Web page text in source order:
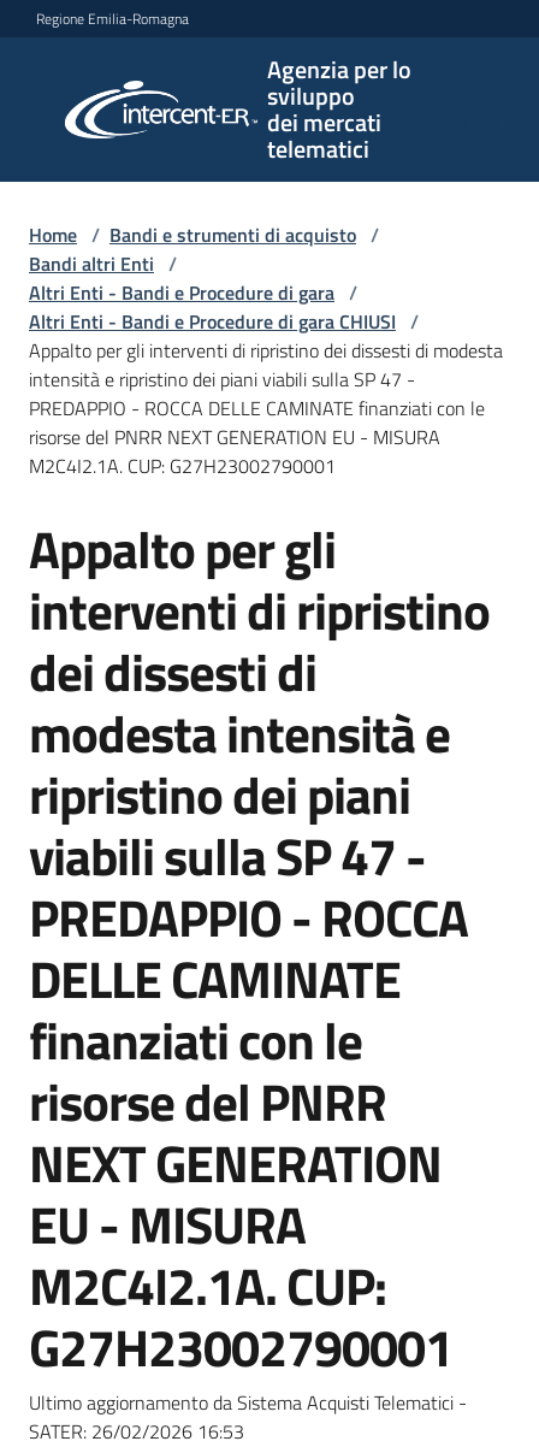
Vai al contenuto
Vai alla navigazione
Vai al footer
Regione Emilia-Romagna
Agenzia per lo
sviluppo
dei mercati
telematici
per lo
sviluppo
telematici
L'Agenzia
Bandi
e
di
acquisto
Supporto
Piattaforme
telematiche
English
site
Seguici
su
Home / Bandi e strumenti di acquisto /
Bandi altri Enti /
Altri Enti - Bandi e Procedure di gara /
Altri Enti - Bandi e Procedure di gara CHIUSI /
Appalto per gli interventi di ripristino dei dissesti di modesta
intensità e ripristino dei piani viabili sulla SP 47 -
PREDAPPIO - ROCCA DELLE CAMINATE finanziati con le
risorse del PNRR NEXT GENERATION EU - MISURA
M2C4I2.1A. CUP: G27H23002790001
Salta al contenuto
Appalto per gli
interventi di ripristino
dei dissesti di
modesta intensità e
ripristino dei piani
viabili sulla SP 47 -
PREDAPPIO - ROCCA
DELLE CAMINATE
finanziati con le
risorse del PNRR
NEXT GENERATION
EU - MISURA
M2C4I2.1A. CUP:
G27H23002790001
Ultimo aggiornamento da Sistema Acquisti Telematici -
SATER: 26/02/2026 16:53